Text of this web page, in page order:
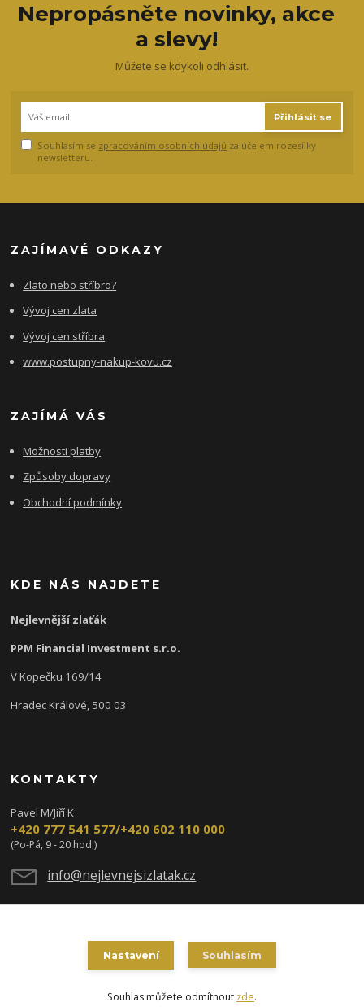
Nepropásněte novinky, akce
a slevy!
Můžete se kdykoli odhlásit.
Přihlásit se
Souhlasím se zpracováním osobních údajů za účelem rozesílky
newsletteru.
ZAJÍMAVÉ ODKAZY
Zlato nebo stříbro?
Vývoj cen zlata
Vývoj cen stříbra
www.postupny-nakup-kovu.cz
ZAJÍMÁ VÁS
Možnosti platby
Způsoby dopravy
Obchodní podmínky
KDE NÁS NAJDETE
Nejlevnější zlaťák
PPM Financial Investment s.r.o.
V Kopečku 169/14
Hradec Králové, 500 03
KONTAKTY
Pavel M/Jiří K
+420 777 541 577/+420 602 110 000
(Po-Pá, 9 - 20 hod.)
info@nejlevnejsizlatak.cz
Vytvořeno na Eshop-rychle.cz
Nastavení Souhlasím
Souhlas můžete odmítnout zde.